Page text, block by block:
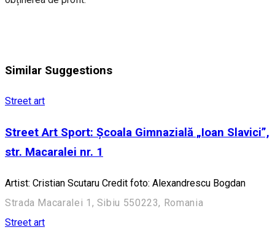
Similar Suggestions
Street art
Street Art Sport: Școala Gimnazială „Ioan Slavici”,
str. Macaralei nr. 1
Artist: Cristian Scutaru Credit foto: Alexandrescu Bogdan
Strada Macaralei 1, Sibiu 550223, Romania
Street art